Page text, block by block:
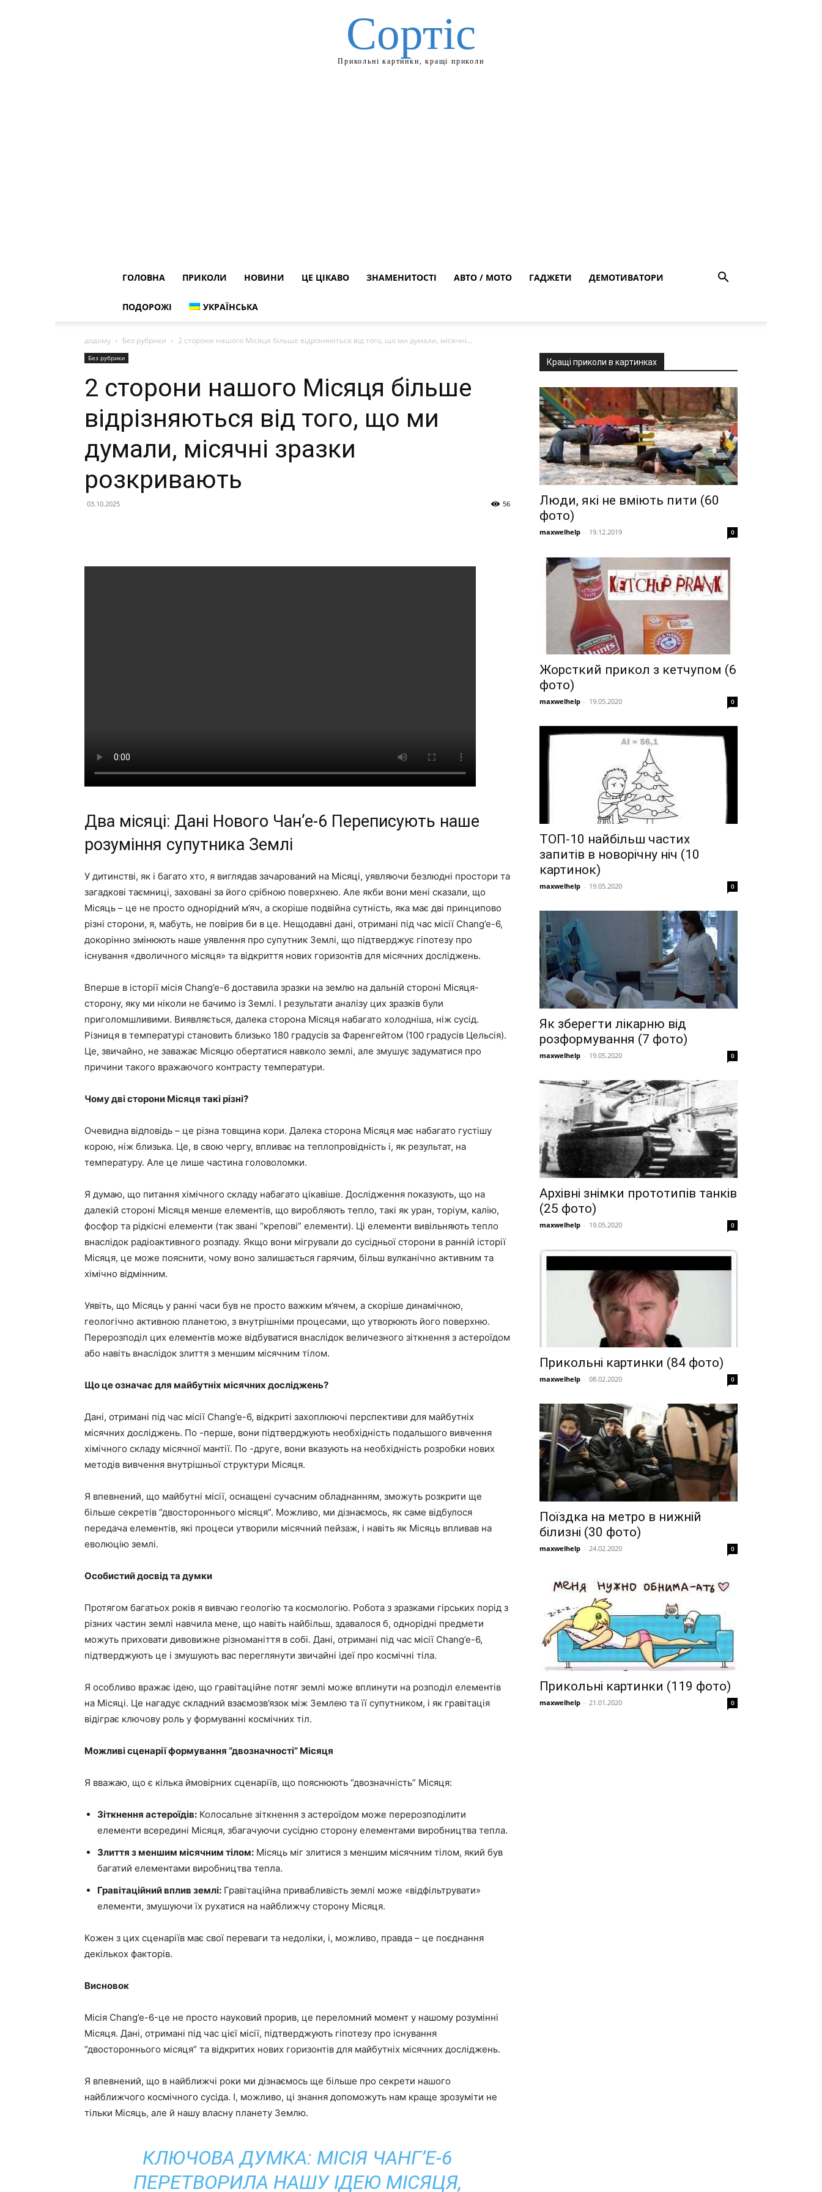
Сортіс
Прикольні картинки, кращі приколи
ГОЛОВНА ПРИКОЛИ НОВИНИ ЦЕ ЦІКАВО ЗНАМЕНИТОСТІ АВТО / МОТО ГАДЖЕТИ ДЕМОТИВАТОРИ
ПОДОРОЖІ УКРАЇНСЬКА
додому Без рубрики 2 сторони нашого Місяця більше відрізняються від того, що ми думали, місячні...
Без рубрики
2 сторони нашого Місяця більше
відрізняються від того, що ми
думали, місячні зразки
розкривають
03.10.2025 56
Два місяці: Дані Нового Чан’е-6 Переписують наше
розуміння супутника Землі
У дитинстві, як і багато хто, я виглядав зачарований на Місяці, уявляючи безлюдні простори та
загадкові таємниці, заховані за його срібною поверхнею. Але якби вони мені сказали, що
Місяць – це не просто однорідний м’яч, а скоріше подвійна сутність, яка має дві принципово
різні сторони, я, мабуть, не повірив би в це. Нещодавні дані, отримані під час місії Chang’e-6,
докорінно змінюють наше уявлення про супутник Землі, що підтверджує гіпотезу про
існування «дволичного місяця» та відкриття нових горизонтів для місячних досліджень.
Вперше в історії місія Chang’e-6 доставила зразки на землю на дальній стороні Місяця-
сторону, яку ми ніколи не бачимо із Землі. І результати аналізу цих зразків були
приголомшливими. Виявляється, далека сторона Місяця набагато холодніша, ніж сусід.
Різниця в температурі становить близько 180 градусів за Фаренгейтом (100 градусів Цельсія).
Це, звичайно, не заважає Місяцю обертатися навколо землі, але змушує задуматися про
причини такого вражаючого контрасту температури.
Чому дві сторони Місяця такі різні?
Очевидна відповідь – це різна товщина кори. Далека сторона Місяця має набагато густішу
корою, ніж близька. Це, в свою чергу, впливає на теплопровідність і, як результат, на
температуру. Але це лише частина головоломки.
Я думаю, що питання хімічного складу набагато цікавіше. Дослідження показують, що на
далекій стороні Місяця менше елементів, що виробляють тепло, такі як уран, торіум, калію,
фосфор та рідкісні елементи (так звані “крепові” елементи). Ці елементи вивільняють тепло
внаслідок радіоактивного розпаду. Якщо вони мігрували до сусідньої сторони в ранній історії
Місяця, це може пояснити, чому воно залишається гарячим, більш вулканічно активним та
хімічно відмінним.
Уявіть, що Місяць у ранні часи був не просто важким м’ячем, а скоріше динамічною,
геологічно активною планетою, з внутрішніми процесами, що утворюють його поверхню.
Перерозподіл цих елементів може відбуватися внаслідок величезного зіткнення з астероїдом
або навіть внаслідок злиття з меншим місячним тілом.
Що це означає для майбутніх місячних досліджень?
Дані, отримані під час місії Chang’e-6, відкриті захоплюючі перспективи для майбутніх
місячних досліджень. По -перше, вони підтверджують необхідність подальшого вивчення
хімічного складу місячної мантії. По -друге, вони вказують на необхідність розробки нових
методів вивчення внутрішньої структури Місяця.
Я впевнений, що майбутні місії, оснащені сучасним обладнанням, зможуть розкрити ще
більше секретів “двостороннього місяця”. Можливо, ми дізнаємось, як саме відбулося
передача елементів, які процеси утворили місячний пейзаж, і навіть як Місяць впливав на
еволюцію землі.
Особистий досвід та думки
Протягом багатьох років я вивчаю геологію та космологію. Робота з зразками гірських порід з
різних частин землі навчила мене, що навіть найбільш, здавалося б, однорідні предмети
можуть приховати дивовижне різноманіття в собі. Дані, отримані під час місії Chang’e-6,
підтверджують це і змушують вас переглянути звичайні ідеї про космічні тіла.
Я особливо вражає ідею, що гравітаційне потяг землі може вплинути на розподіл елементів
на Місяці. Це нагадує складний взаємозв’язок між Землею та її супутником, і як гравітація
відіграє ключову роль у формуванні космічних тіл.
Можливі сценарії формування “двозначності” Місяця
Я вважаю, що є кілька ймовірних сценаріїв, що пояснюють “двозначність” Місяця:
Зіткнення астероїдів: Колосальне зіткнення з астероїдом може перерозподілити
елементи всередині Місяця, збагачуючи сусідню сторону елементами виробництва тепла.
Злиття з меншим місячним тілом: Місяць міг злитися з меншим місячним тілом, який був
багатий елементами виробництва тепла.
Гравітаційний вплив землі: Гравітаційна привабливість землі може «відфільтрувати»
елементи, змушуючи їх рухатися на найближчу сторону Місяця.
Кожен з цих сценаріїв має свої переваги та недоліки, і, можливо, правда – це поєднання
декількох факторів.
Висновок
Місія Chang’e-6-це не просто науковий прорив, це переломний момент у нашому розумінні
Місяця. Дані, отримані під час цієї місії, підтверджують гіпотезу про існування
“двостороннього місяця” та відкритих нових горизонтів для майбутніх місячних досліджень.
Я впевнений, що в найближчі роки ми дізнаємось ще більше про секрети нашого
найближчого космічного сусіда. І, можливо, ці знання допоможуть нам краще зрозуміти не
тільки Місяць, але й нашу власну планету Землю.
КЛЮЧОВА ДУМКА: МІСІЯ ЧАНГ’Е-6
ПЕРЕТВОРИЛА НАШУ ІДЕЮ МІСЯЦЯ,
Кращі приколи в картинках
Люди, які не вміють пити (60
фото)
maxwelhelp - 19.12.2019 0
Жорсткий прикол з кетчупом (6
фото)
maxwelhelp - 19.05.2020 0
ТОП-10 найбільш частих
запитів в новорічну ніч (10
картинок)
maxwelhelp - 19.05.2020 0
Як зберегти лікарню від
розформування (7 фото)
maxwelhelp - 19.05.2020 0
Архівні знімки прототипів танків
(25 фото)
maxwelhelp - 19.05.2020 0
Прикольні картинки (84 фото)
maxwelhelp - 08.02.2020 0
Поїздка на метро в нижній
білизні (30 фото)
maxwelhelp - 24.02.2020 0
Прикольні картинки (119 фото)
maxwelhelp - 21.01.2020 0